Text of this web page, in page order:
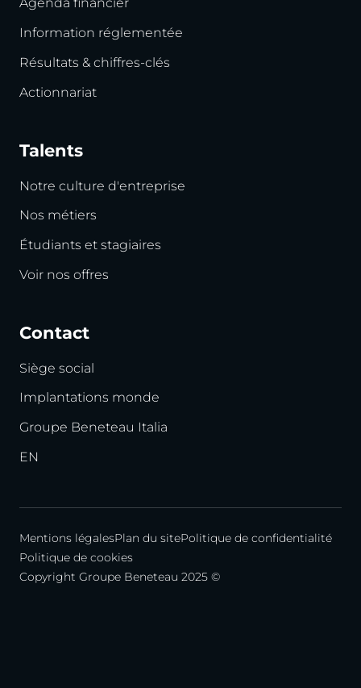
Agenda financier
Information réglementée
Résultats & chiffres-clés
Actionnariat
Talents
Notre culture d'entreprise
Nos métiers
Étudiants et stagiaires
Voir nos offres
Contact
Siège social
Implantations monde
Groupe Beneteau Italia
EN
Mentions légalesPlan du sitePolitique de confidentialité
Politique de cookies
Copyright Groupe Beneteau 2025 ©